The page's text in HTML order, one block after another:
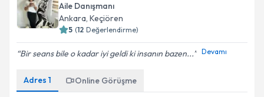
Aile Danışmanı
Ankara, Keçiören
5 (12 Değerlendirme)
Bir seans bile o kadar iyi geldi ki insanın bazen... Devamı
Adres 1 Online Görüşme